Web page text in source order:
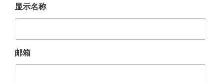
显示名称
邮箱